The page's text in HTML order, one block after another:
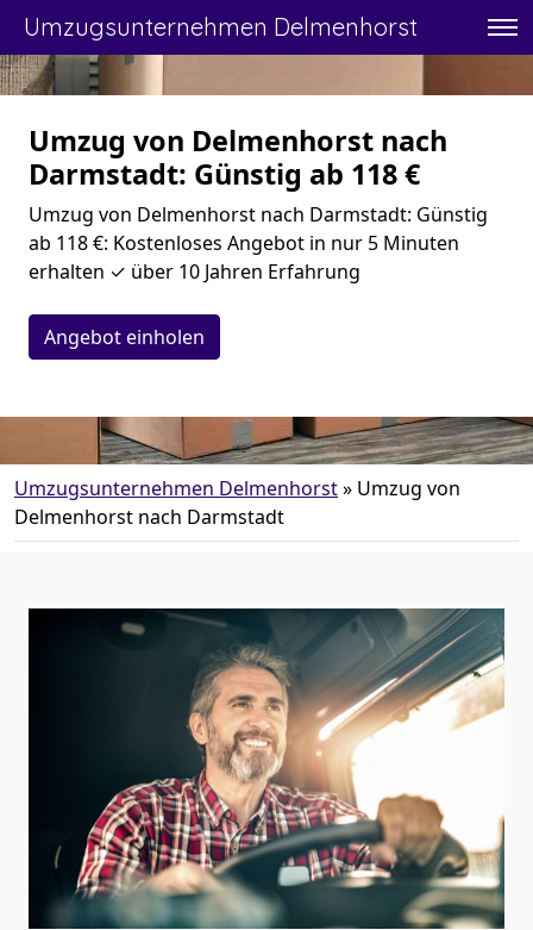
Umzugsunternehmen Delmenhorst
Umzug von Delmenhorst nach
Darmstadt: Günstig ab 118 €
Umzug von Delmenhorst nach Darmstadt: Günstig
ab 118 €: Kostenloses Angebot in nur 5 Minuten
erhalten ✓ über 10 Jahren Erfahrung
Angebot einholen
Umzugsunternehmen Delmenhorst» Umzug von
Delmenhorst nach Darmstadt